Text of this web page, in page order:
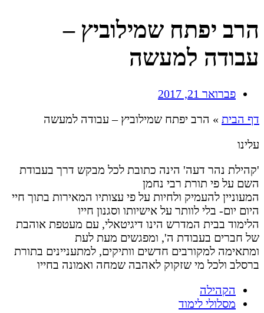
הרב יפתח שמילוביץ –
עבודה למעשה
פברואר 21, 2017
דף הבית » הרב יפתח שמילוביץ – עבודה למעשה
עלינו
'קהילת נהר דעה' הינה כתובת לכל מבקש דרך בעבודת
השם על פי תורת רבי נחמן
המעוניין להעמיק ולחיות על פי עצותיו המאירות בתוך חיי
היום יום- בלי לוותר על אישיותו וסגנון חייו
הלימוד בבית המדרש הינו דיגיטאלי, עם מעטפת אוהבת
של חברים בעבודת ה', ומפגשים מעת לעת
ומתאימה למקורבים חדשים וותיקים, למתעניינים בתורת
ברסלב ולכל מי שזקוק לאהבה שמחה ואמונה בחייו
הקהילה
מסלולי לימוד